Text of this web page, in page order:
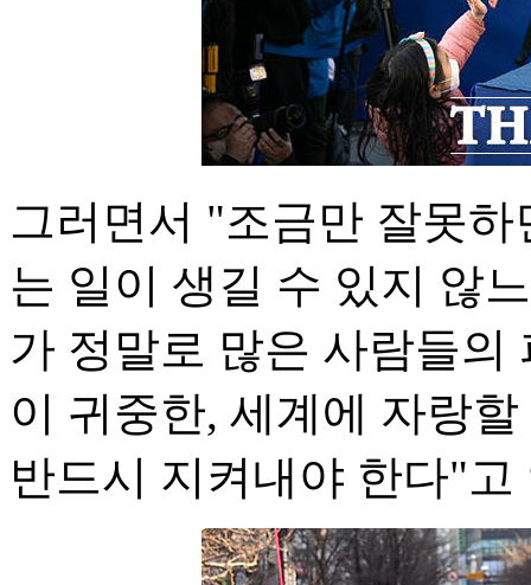
그러면서 "조금만 잘못
는 일이 생길 수 있지 않
가 정말로 많은 사람들의
이 귀중한, 세계에 자랑
반드시 지켜내야 한다"고